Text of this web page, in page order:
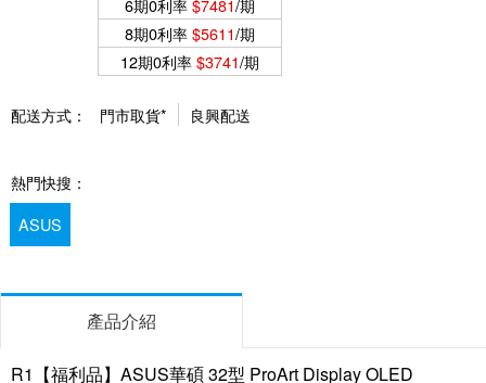
6期0利率$7481/期
8期0利率$5611/期
12期0利率$3741/期
配送方式： 門市取貨* 良興配送
熱門快搜：
ASUS
產品介紹
R1【福利品】ASUS華碩 32型 ProArt Display OLED